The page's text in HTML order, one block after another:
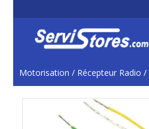
Motorisation / Récepteur Radio /